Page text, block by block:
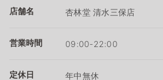
店舗名 杏林堂 清水三保店
営業時間 09:00-22:00
定休日 年中無休